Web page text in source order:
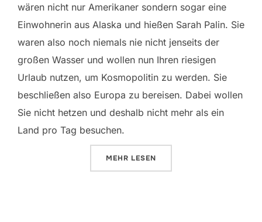
wären nicht nur Amerikaner sondern sogar eine
Einwohnerin aus Alaska und hießen Sarah Palin. Sie
waren also noch niemals nie nicht jenseits der
großen Wasser und wollen nun Ihren riesigen
Urlaub nutzen, um Kosmopolitin zu werden. Sie
beschließen also Europa zu bereisen. Dabei wollen
Sie nicht hetzen und deshalb nicht mehr als ein
Land pro Tag besuchen.
MEHR ÜBER „EUROPA TOUR“
LESEN